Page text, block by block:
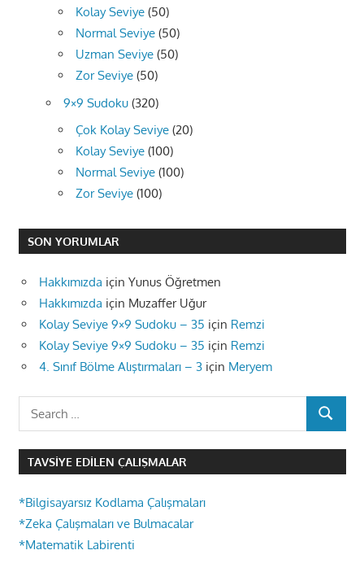
Kolay Seviye (50)
Normal Seviye (50)
Uzman Seviye (50)
Zor Seviye (50)
9×9 Sudoku (320)
Çok Kolay Seviye (20)
Kolay Seviye (100)
Normal Seviye (100)
Zor Seviye (100)
SON YORUMLAR
Hakkımızda için Yunus Öğretmen
Hakkımızda için Muzaffer Uğur
Kolay Seviye 9×9 Sudoku – 35 için Remzi
Kolay Seviye 9×9 Sudoku – 35 için Remzi
4. Sınıf Bölme Alıştırmaları – 3 için Meryem
SEARCH
TAVSIYE EDILEN ÇALIŞMALAR
*Bilgisayarsız Kodlama Çalışmaları
*Zeka Çalışmaları ve Bulmacalar
*Matematik Labirenti